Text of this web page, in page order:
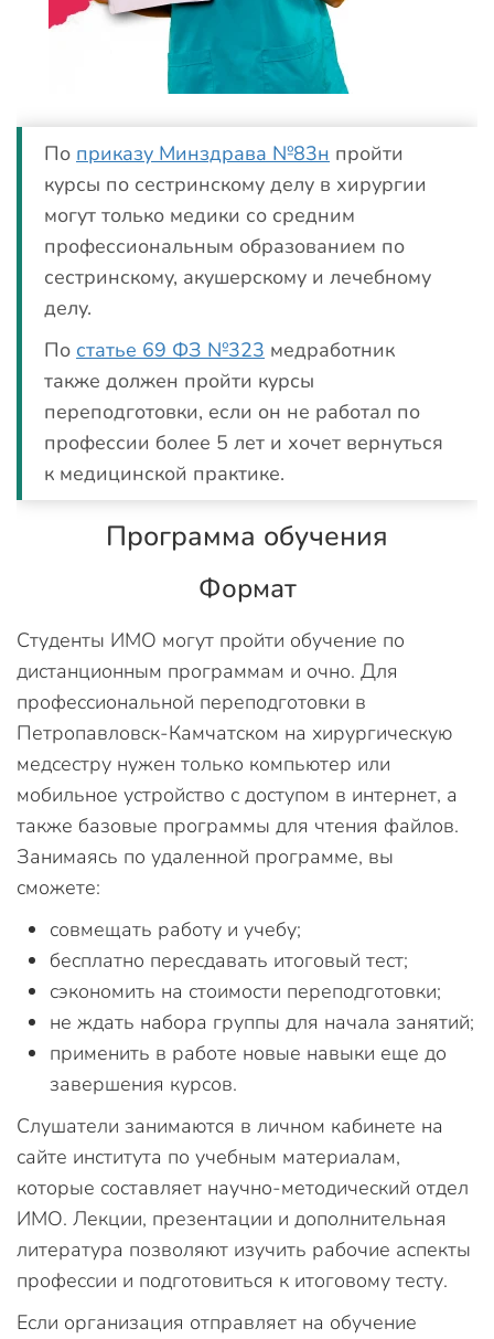
По приказу Минздрава №83н пройти
курсы по сестринскому делу в хирургии
могут только медики со средним
профессиональным образованием по
сестринскому, акушерскому и лечебному
делу.
По статье 69 ФЗ №323 медработник
также должен пройти курсы
переподготовки, если он не работал по
профессии более 5 лет и хочет вернуться
к медицинской практике.
Программа обучения
Формат
Студенты ИМО могут пройти обучение по
дистанционным программам и очно. Для
профессиональной переподготовки в
Петропавловск-Камчатском на хирургическую
медсестру нужен только компьютер или
мобильное устройство с доступом в интернет, а
также базовые программы для чтения файлов.
Занимаясь по удаленной программе, вы
сможете:
совмещать работу и учебу;
бесплатно пересдавать итоговый тест;
сэкономить на стоимости переподготовки;
не ждать набора группы для начала занятий;
применить в работе новые навыки еще до
завершения курсов.
Слушатели занимаются в личном кабинете на
сайте института по учебным материалам,
которые составляет научно-методический отдел
ИМО. Лекции, презентации и дополнительная
литература позволяют изучить рабочие аспекты
профессии и подготовиться к итоговому тесту.
Если организация отправляет на обучение